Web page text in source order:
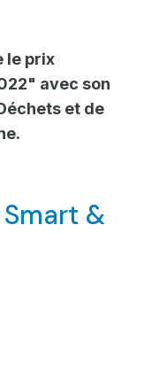
le prix
avec son
et de
&